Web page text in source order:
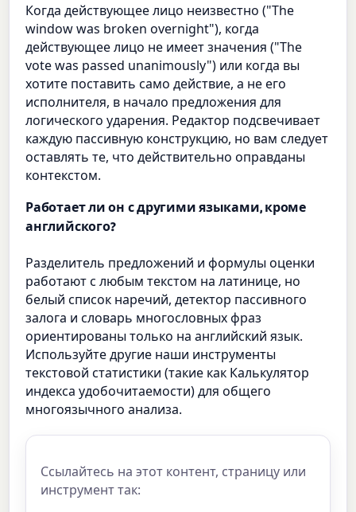
Когда действующее лицо неизвестно ("The
window was broken overnight"), когда
действующее лицо не имеет значения ("The
vote was passed unanimously") или когда вы
хотите поставить само действие, а не его
исполнителя, в начало предложения для
логического ударения. Редактор подсвечивает
каждую пассивную конструкцию, но вам следует
оставлять те, что действительно оправданы
контекстом.
Работает ли он с другими языками, кроме
английского?
Разделитель предложений и формулы оценки
работают с любым текстом на латинице, но
белый список наречий, детектор пассивного
залога и словарь многословных фраз
ориентированы только на английский язык.
Используйте другие наши инструменты
текстовой статистики (такие как Калькулятор
индекса удобочитаемости) для общего
многоязычного анализа.
Ссылайтесь на этот контент, страницу или
инструмент так: